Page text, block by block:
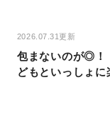
2026.07.31更新
包まないのが◎！
どもといっしょに